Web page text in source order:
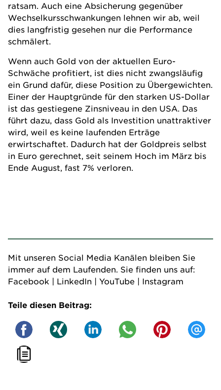
ratsam. Auch eine Absicherung gegenüber
Wechselkursschwankungen lehnen wir ab, weil
dies langfristig gesehen nur die Performance
schmälert.
Wenn auch Gold von der aktuellen Euro-
Schwäche profitiert, ist dies nicht zwangsläufig
ein Grund dafür, diese Position zu Übergewichten.
Einer der Hauptgründe für den starken US-Dollar
ist das gestiegene Zinsniveau in den USA. Das
führt dazu, dass Gold als Investition unattraktiver
wird, weil es keine laufenden Erträge
erwirtschaftet. Dadurch hat der Goldpreis selbst
in Euro gerechnet, seit seinem Hoch im März bis
Ende August, fast 7% verloren.
Mit unseren Social Media Kanälen bleiben Sie
immer auf dem Laufenden. Sie finden uns auf:
Facebook | LinkedIn | YouTube | Instagram
Teile diesen Beitrag: